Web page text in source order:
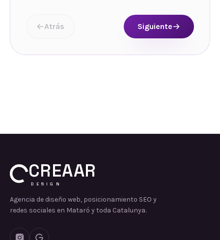
Atrás Siguiente
CREAAR
DESIGN
Agencia de diseño web, posicionamiento SEO y
redes sociales en Mataró y toda Catalunya.